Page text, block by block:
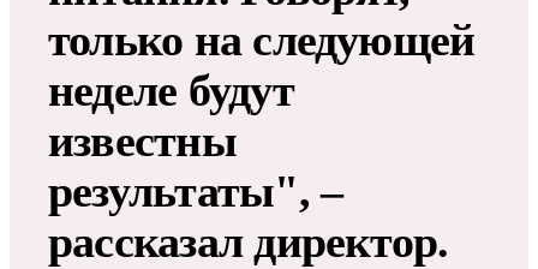
только на следующей
неделе будут
известны
результаты", –
рассказал директор.